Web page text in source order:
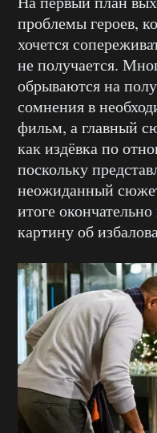
проблемы героев,
хочется
не получается.
обрываются на
сомнения в
фильм, а главный
как издёвка по
поскольку
неожиданный
итоге
картину об